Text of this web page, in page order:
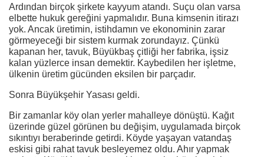
Ardından birçok şirkete kayyum atandı. Suçu olan varsa
elbette hukuk gereğini yapmalıdır. Buna kimsenin itirazı
yok. Ancak üretimin, istihdamın ve ekonominin zarar
görmeyeceği bir sistem kurmak zorundayız. Çünkü
kapanan her, tavuk, Büyükbaş çitliği her fabrika, işsiz
kalan yüzlerce insan demektir. Kaybedilen her işletme,
ülkenin üretim gücünden eksilen bir parçadır.
Sonra Büyükşehir Yasası geldi.
Bir zamanlar köy olan yerler mahalleye dönüştü. Kağıt
üzerinde güzel görünen bu değişim, uygulamada birçok
sıkıntıyı beraberinde getirdi. Köyde yaşayan vatandaş
eskisi gibi rahat tavuk besleyemez oldu. Ahır yapmak